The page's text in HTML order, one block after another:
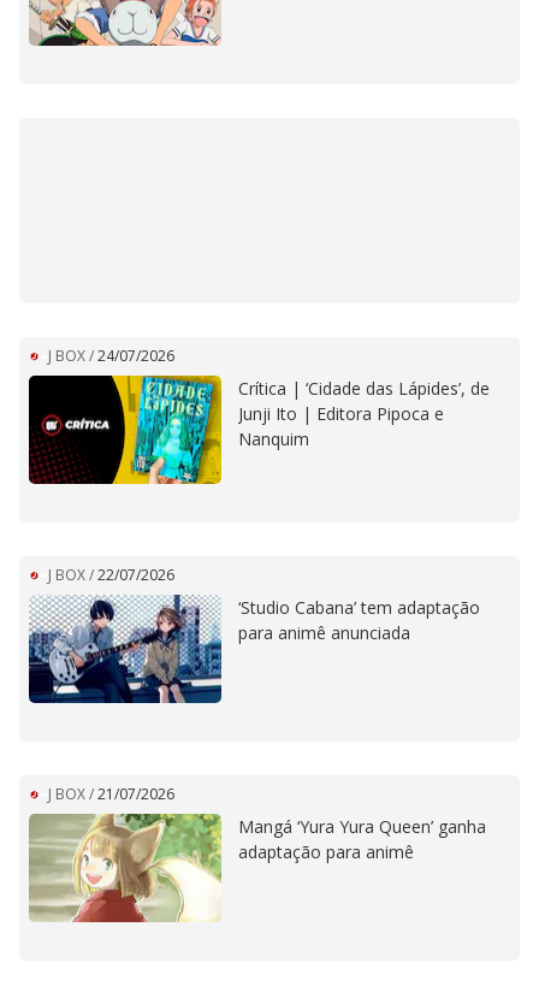
J BOX/24/07/2026
Crítica | ‘Cidade das Lápides’, de
Junji Ito | Editora Pipoca e
Nanquim
J BOX/22/07/2026
‘Studio Cabana’ tem adaptação
para animê anunciada
J BOX/21/07/2026
Mangá ‘Yura Yura Queen’ ganha
adaptação para animê